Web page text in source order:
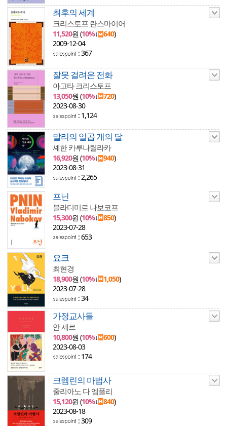
최후의 세계
크리스토프 란스마이어
11,520원 (10%↓ 640)
2009-12-04
: 367
잘못 걸려온 전화
아고타 크리스토프
13,050원 (10%↓ 720)
2023-08-30
: 1,124
말리의 일곱 개의 달
셰한 카루나틸라카
16,920원 (10%↓ 940)
2023-08-31
: 2,265
프닌
블라디미르 나보코프
15,300원 (10%↓ 850)
2023-07-28
: 653
요크
최현경
18,900원 (10%↓ 1,050)
2023-07-28
: 34
가정교사들
안 세르
10,800원 (10%↓ 600)
2023-08-03
: 174
크렘린의 마법사
줄리아노 다 엠폴리
15,120원 (10%↓ 840)
2023-08-18
: 309